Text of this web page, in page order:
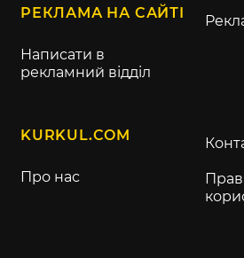
РЕКЛАМА НА САЙТІ
Написати в
рекламний відділ
KURKUL.COM
Про нас